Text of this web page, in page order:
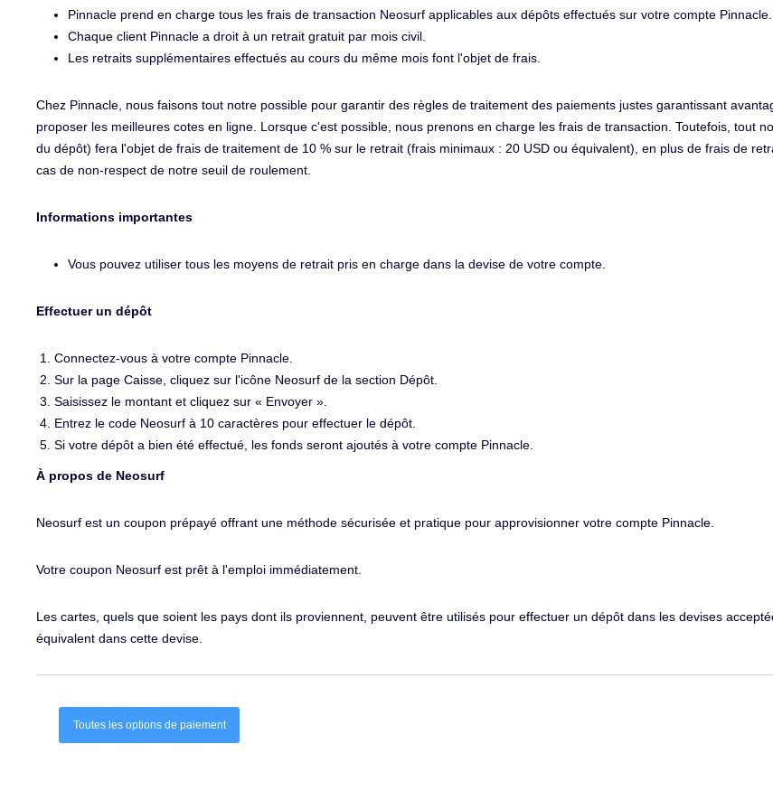
Pinnacle prend en charge tous les frais de transaction Neosurf applicables aux dépôts effectués sur votre compte Pinnacle.
Chaque client Pinnacle a droit à un retrait gratuit par mois civil.
Les retraits supplémentaires effectués au cours du même mois font l'objet de frais.
Chez Pinnacle, nous faisons tout notre possible pour garantir des règles de traitement des paiements justes garantissant
proposer les meilleures cotes en ligne. Lorsque c'est possible, nous prenons en charge les frais de transaction. Toutefois, tout
du dépôt) fera l'objet de frais de traitement de 10 % sur le retrait (frais minimaux : 20 USD ou équivalent), en plus de frais de
cas de non-respect de notre seuil de roulement.
Informations importantes
Vous pouvez utiliser tous les moyens de retrait pris en charge dans la devise de votre compte.
Effectuer un dépôt
Connectez-vous à votre compte Pinnacle.
Sur la page Caisse, cliquez sur l'icône Neosurf de la section Dépôt.
Saisissez le montant et cliquez sur « Envoyer ».
Entrez le code Neosurf à 10 caractères pour effectuer le dépôt.
Si votre dépôt a bien été effectué, les fonds seront ajoutés à votre compte Pinnacle.
À propos de Neosurf
Neosurf est un coupon prépayé offrant une méthode sécurisée et pratique pour approvisionner votre compte Pinnacle.
Votre coupon Neosurf est prêt à l'emploi immédiatement.
Les cartes, quels que soient les pays dont ils proviennent, peuvent être utilisés pour effectuer un dépôt dans les devises
équivalent dans cette devise.
Toutes les options de paiement